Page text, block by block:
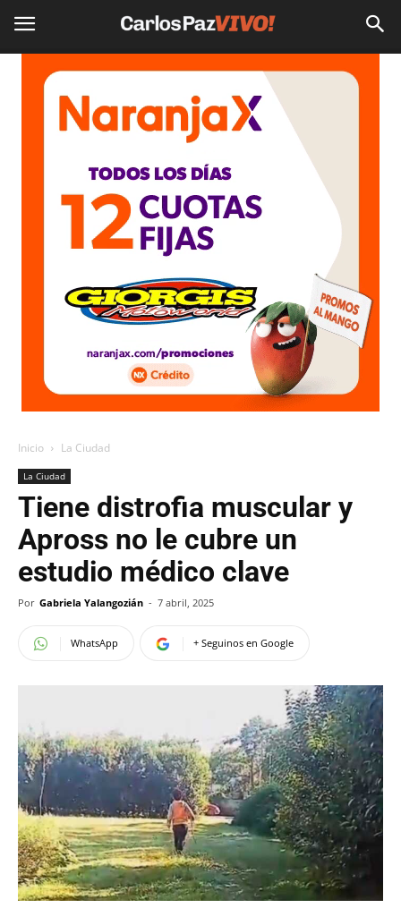
Inicio La Ciudad
La Ciudad
Tiene distrofia muscular y
Apross no le cubre un
estudio médico clave
Por Gabriela Yalangozián - 7 abril, 2025
WhatsApp + Seguinos en Google